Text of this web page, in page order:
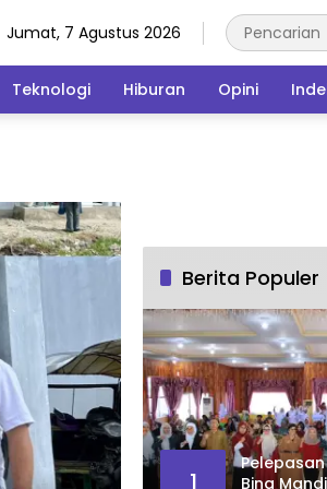
Jumat, 7 Agustus 2026
Teknologi Hiburan Opini
Berita Populer
1
Pelepasan
Bina